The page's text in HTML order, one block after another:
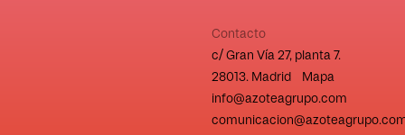
Contacto
c/ Gran Vía 27, planta 7.
28013. Madrid Mapa
info@azoteagrupo.com